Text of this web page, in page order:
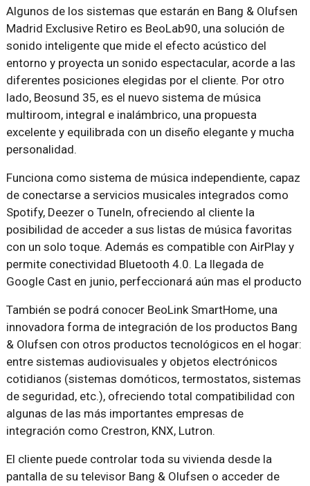
Algunos de los sistemas que estarán en Bang & Olufsen
Madrid Exclusive Retiro es BeoLab90, una solución de
sonido inteligente que mide el efecto acústico del
entorno y proyecta un sonido espectacular, acorde a las
diferentes posiciones elegidas por el cliente. Por otro
lado, Beosund 35, es el nuevo sistema de música
multiroom, integral e inalámbrico, una propuesta
excelente y equilibrada con un diseño elegante y mucha
personalidad.
Funciona como sistema de música independiente, capaz
de conectarse a servicios musicales integrados como
Spotify, Deezer o TuneIn, ofreciendo al cliente la
posibilidad de acceder a sus listas de música favoritas
con un solo toque. Además es compatible con AirPlay y
permite conectividad Bluetooth 4.0. La llegada de
Google Cast en junio, perfeccionará aún mas el producto
También se podrá conocer BeoLink SmartHome, una
innovadora forma de integración de los productos Bang
& Olufsen con otros productos tecnológicos en el hogar:
entre sistemas audiovisuales y objetos electrónicos
cotidianos (sistemas domóticos, termostatos, sistemas
de seguridad, etc.), ofreciendo total compatibilidad con
algunas de las más importantes empresas de
integración como Crestron, KNX, Lutron.
El cliente puede controlar toda su vivienda desde la
pantalla de su televisor Bang & Olufsen o acceder de